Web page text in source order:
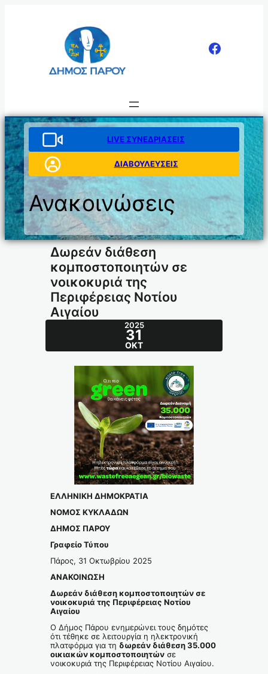
LIVE ΣΥΝΕΔΡΙΑΣΕΙΣ
ΔΙΑΒΟΥΛΕΥΣΕΙΣ
Ανακοινώσεις
Δωρεάν διάθεση
κομποστοποιητών σε
νοικοκυριά της
Περιφέρειας Νοτίου
Αιγαίου
2025
31
ΟΚΤ
ΕΛΛΗΝΙΚΗ ΔΗΜΟΚΡΑΤΙΑ
ΝΟΜΟΣ ΚΥΚΛΑΔΩΝ
ΔΗΜΟΣ ΠΑΡΟΥ
Γραφείο Τύπου
Πάρος, 31 Οκτωβρίου 2025
ΑΝΑΚΟΙΝΩΣΗ
Δωρεάν διάθεση κομποστοποιητών σε
νοικοκυριά της Περιφέρειας Νοτίου
Αιγαίου
Ο Δήμος Πάρου ενημερώνει τους δημότες
ότι τέθηκε σε λειτουργία η ηλεκτρονική
πλατφόρμα για τη δωρεάν διάθεση 35.000
οικιακών κομποστοποιητών σε
νοικοκυριά της Περιφέρειας Νοτίου Αιγαίου.